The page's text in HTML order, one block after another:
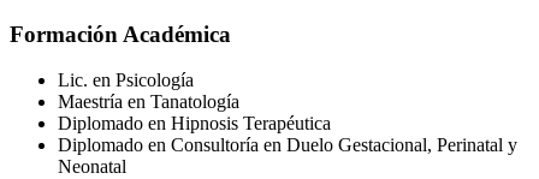
Formación Académica
Lic. en Psicología
Maestría en Tanatología
Diplomado en Hipnosis Terapéutica
Diplomado en Consultoría en Duelo Gestacional, Perinatal y
Neonatal